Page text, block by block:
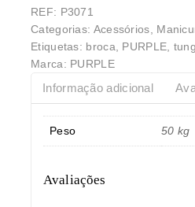
REF: P3071
Categorias: Acessórios
Etiquetas: broca PURPLE
Marca: PURPLE
Informação adicional
Peso 50 kg
Avaliações